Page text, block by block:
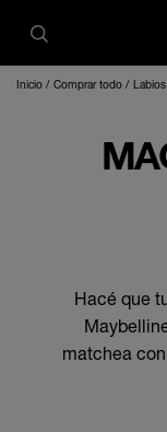
Inicio Comprar todo Labios
Hacé que
matchea